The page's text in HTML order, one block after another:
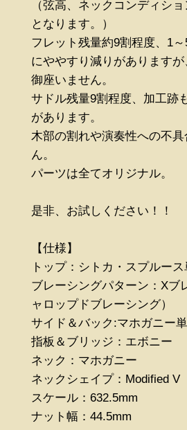
（弦高、ネックコンディシ
となります。）
フレット残量約9割程度、1
にややすり減りがあります
御座いません。
サドル残量9割程度、加工跡
があります。
木部の割れや演奏性への不
ん。
パーツは全てオリジナル。
是非、お試しください！！
【仕様】
トップ：シトカ・スプルース
ブレーシングパターン：Xブ
ャロップドブレーシング）
サイド＆バック:マホガニー
指板＆ブリッジ：エボニー
ネック：マホガニー
ネックシェイプ：Modified V
スケール：632.5mm
ナット幅：44.5mm